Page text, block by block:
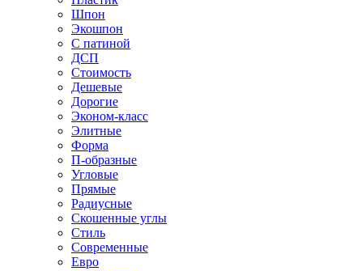
Шпон
Экошпон
С патиной
ДСП
Стоимость
Дешевые
Дорогие
Эконом-класс
Элитные
Форма
П-образные
Угловые
Прямые
Радиусные
Скошенные углы
Стиль
Современные
Евро